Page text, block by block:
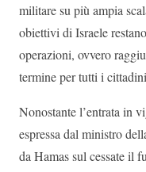
militare su più ampia
obiettivi di Israele
operazioni, ovvero
termine per tutti i
Nonostante l’entrata in
espressa dal ministro
da Hamas sul cessate il